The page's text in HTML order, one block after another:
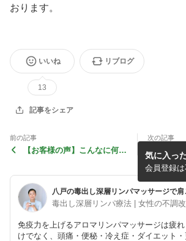
おります。
いいね
13
リブログ
記事をシェア
前の記事
【お客様の声】こんなに何回
次の記事
【お客様
に過ごせ
♪
免疫力を上げるアロマリンパマッサージは疲
けでなく、頭痛・便秘・冷え症・ダイエット
気に入っ
会員登録